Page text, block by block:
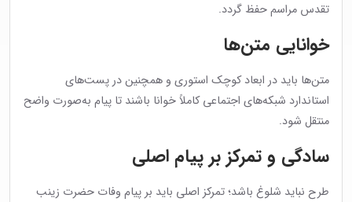
تقدس مراسم حفظ گردد.
خوانایی متن‌ها
متن‌ها باید در ابعاد کوچک استوری و همچنین در پست‌های
استاندارد شبکه‌های اجتماعی کاملاً خوانا باشند تا پیام به‌صورت واضح
منتقل شود.
سادگی و تمرکز بر پیام اصلی
طرح نباید شلوغ باشد؛ تمرکز اصلی باید بر پیام وفات حضرت زینب